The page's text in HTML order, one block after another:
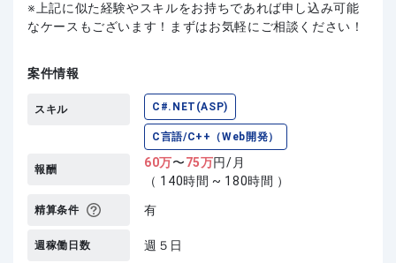
上記に似た経験やスキルをお持ちであれば申し込み可能
なケースもございます！まずはお気軽にご相談ください！
案件情報
スキル C#.NET(ASP)
C言語/C++（Web開発）
報酬 60万〜75万円/月
（ 140時間 ~ 180時間 ）
精算条件 有
週稼働日数 週５日